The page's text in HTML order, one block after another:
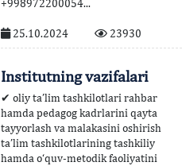
+998972200054...
25.10.2024 23930
Institutning vazifalari
✔ oliy ta’lim tashkilotlari rahbar
hamda pedagog kadrlarini qayta
tayyorlash va malakasini oshirish
ta’lim tashkilotlarining tashkiliy
hamda o‘quv-metodik faoliyatini